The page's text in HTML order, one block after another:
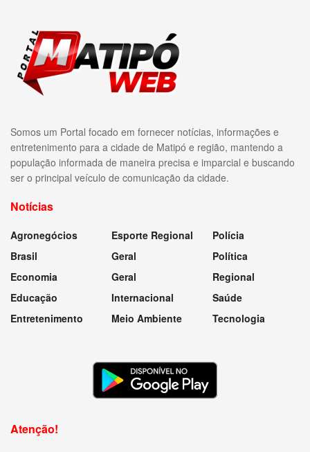
Somos um Portal focado em fornecer notícias, informações e
entretenimento para a cidade de Matipó e região, mantendo a
população informada de maneira precisa e imparcial e buscando
ser o principal veículo de comunicação da cidade.
Notícias
Agronegócios
Brasil
Economia
Educação
Entretenimento
Esporte Regional
Geral
Geral
Internacional
Meio Ambiente
Polícia
Política
Regional
Saúde
Tecnologia
Atenção!